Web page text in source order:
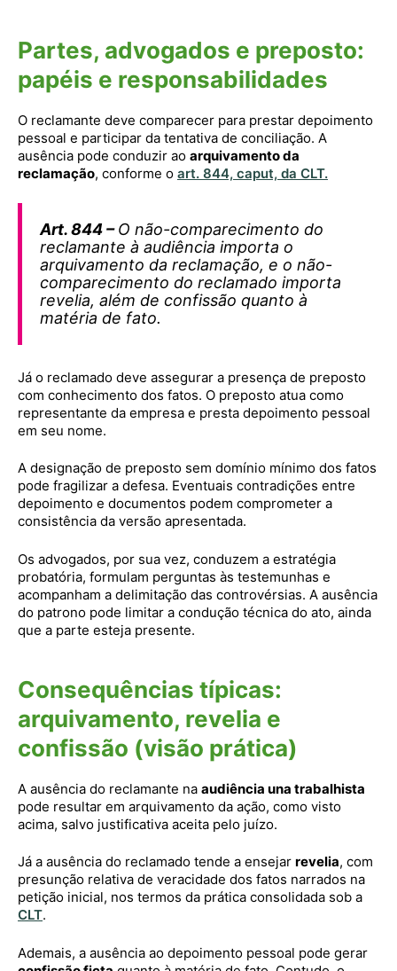
Partes, advogados e preposto:
papéis e responsabilidades
O reclamante deve comparecer para prestar depoimento
pessoal e participar da tentativa de conciliação. A
ausência pode conduzir ao arquivamento da
reclamação, conforme o art. 844, caput, da CLT.
Art. 844 –O não-comparecimento do
reclamante à audiência importa o
arquivamento da reclamação, e o não-
comparecimento do reclamado importa
revelia, além de confissão quanto à
matéria de fato.
Já o reclamado deve assegurar a presença de preposto
com conhecimento dos fatos. O preposto atua como
representante da empresa e presta depoimento pessoal
em seu nome.
A designação de preposto sem domínio mínimo dos fatos
pode fragilizar a defesa. Eventuais contradições entre
depoimento e documentos podem comprometer a
consistência da versão apresentada.
Os advogados, por sua vez, conduzem a estratégia
probatória, formulam perguntas às testemunhas e
acompanham a delimitação das controvérsias. A ausência
do patrono pode limitar a condução técnica do ato, ainda
que a parte esteja presente.
Consequências típicas:
arquivamento, revelia e
confissão (visão prática)
A ausência do reclamante na audiência una trabalhista
pode resultar em arquivamento da ação, como visto
acima, salvo justificativa aceita pelo juízo.
Já a ausência do reclamado tende a ensejar revelia, com
presunção relativa de veracidade dos fatos narrados na
petição inicial, nos termos da prática consolidada sob a
CLT.
Ademais, a ausência ao depoimento pessoal pode gerar